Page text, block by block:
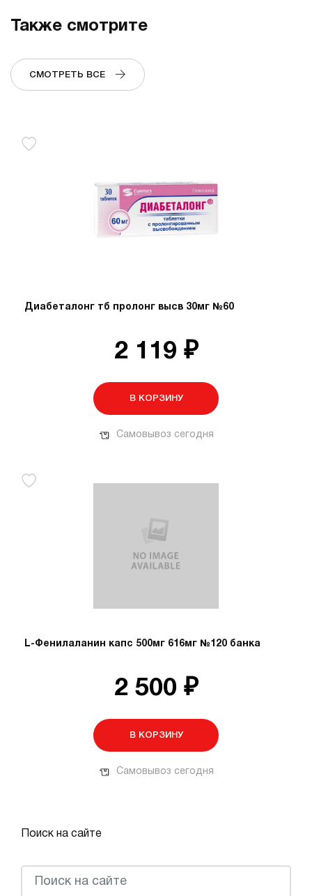
Также смотрите
СМОТРЕТЬ ВСЕ
Диабеталонг тб пролонг высв 30мг №60
2 119 ₽
В КОРЗИНУ
Самовывоз сегодня
L-Фенилаланин капс 500мг 616мг №120 банка
2 500 ₽
В КОРЗИНУ
Самовывоз сегодня
Поиск на сайте